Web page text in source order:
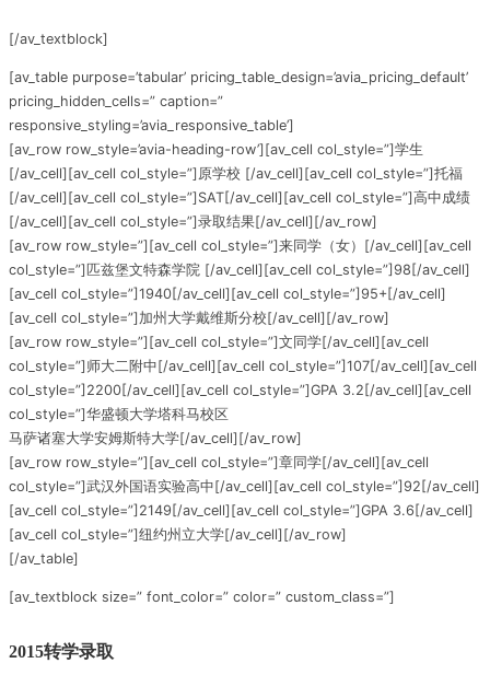
[/av_textblock]
[av_table purpose=’tabular’ pricing_table_design=’avia_pricing_default’
pricing_hidden_cells=” caption=”
responsive_styling=’avia_responsive_table’]
[av_row row_style=’avia-heading-row’][av_cell col_style=”]学生
[/av_cell][av_cell col_style=”]原学校 [/av_cell][av_cell col_style=”]托福
[/av_cell][av_cell col_style=”]SAT[/av_cell][av_cell col_style=”]高中成绩
[/av_cell][av_cell col_style=”]录取结果[/av_cell][/av_row]
[av_row row_style=”][av_cell col_style=”]来同学（女）[/av_cell][av_cell
col_style=”]匹兹堡文特森学院 [/av_cell][av_cell col_style=”]98[/av_cell]
[av_cell col_style=”]1940[/av_cell][av_cell col_style=”]95+[/av_cell]
[av_cell col_style=”]加州大学戴维斯分校[/av_cell][/av_row]
[av_row row_style=”][av_cell col_style=”]文同学[/av_cell][av_cell
col_style=”]师大二附中[/av_cell][av_cell col_style=”]107[/av_cell][av_cell
col_style=”]2200[/av_cell][av_cell col_style=”]GPA 3.2[/av_cell][av_cell
col_style=”]华盛顿大学塔科马校区
马萨诸塞大学安姆斯特大学[/av_cell][/av_row]
[av_row row_style=”][av_cell col_style=”]章同学[/av_cell][av_cell
col_style=”]武汉外国语实验高中[/av_cell][av_cell col_style=”]92[/av_cell]
[av_cell col_style=”]2149[/av_cell][av_cell col_style=”]GPA 3.6[/av_cell]
[av_cell col_style=”]纽约州立大学[/av_cell][/av_row]
[/av_table]
[av_textblock size=” font_color=” color=” custom_class=”]
2015转学录取